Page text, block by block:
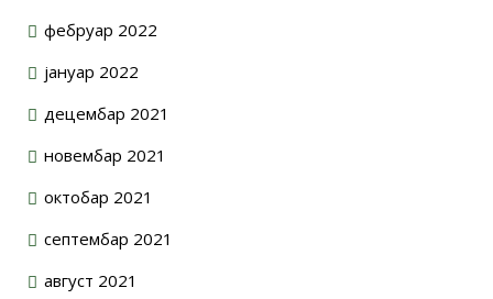
фебруар 2022
јануар 2022
децембар 2021
новембар 2021
октобар 2021
септембар 2021
август 2021